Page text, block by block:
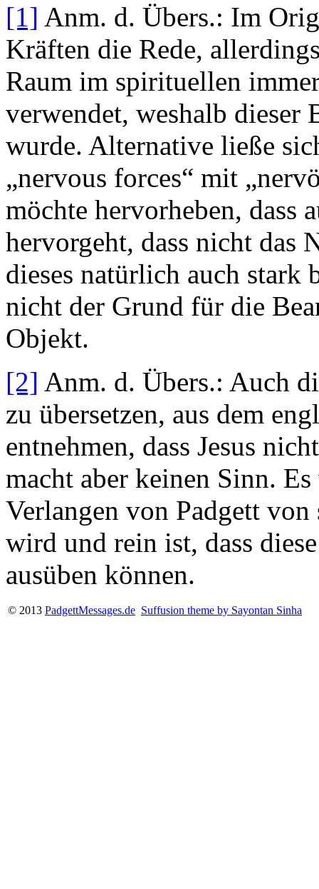
[1] Anm. d. Übers.: Im
Kräften die Rede,
Raum im spirituellen
verwendet, weshalb dieser
wurde. Alternative ließe
„nervous forces“ mit
möchte hervorheben, dass
hervorgeht, dass nicht das
dieses natürlich auch stark
nicht der Grund für die
Objekt.
[2] Anm. d. Übers.: Auch
zu übersetzen, aus dem
entnehmen, dass Jesus
macht aber keinen Sinn.
Verlangen von Padgett
wird und rein ist, dass
ausüben können.
© 2013 PadgettMessages.de Suffusion theme by Sayontan Sinha